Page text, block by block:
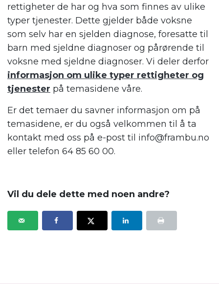
rettigheter de har og hva som finnes av ulike
typer tjenester. Dette gjelder både voksne
som selv har en sjelden diagnose, foresatte til
barn med sjeldne diagnoser og pårørende til
voksne med sjeldne diagnoser. Vi deler derfor
informasjon om ulike typer rettigheter og
tjenester på temasidene våre.
Er det temaer du savner informasjon om på
temasidene, er du også velkommen til å ta
kontakt med oss på e-post til info@frambu.no
eller telefon 64 85 60 00.
Vil du dele dette med noen andre?